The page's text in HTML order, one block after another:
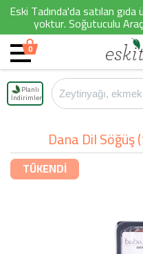
Eski Tadında'da satılan
yoktur. Soğutuculu
0
Planlı
İndirimler
Dana Dil
TÜKENDİ